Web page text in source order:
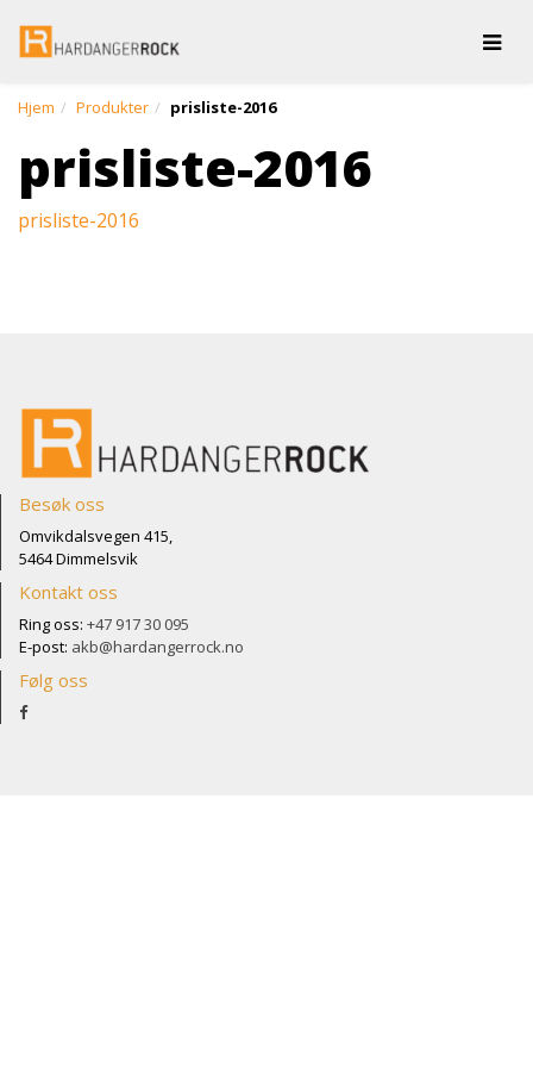
Hjem Produkter prisliste-2016
prisliste-2016
prisliste-2016
Besøk oss
Omvikdalsvegen 415,
5464 Dimmelsvik
Kontakt oss
Ring oss: +47 917 30 095
E-post: akb@hardangerrock.no
Følg oss